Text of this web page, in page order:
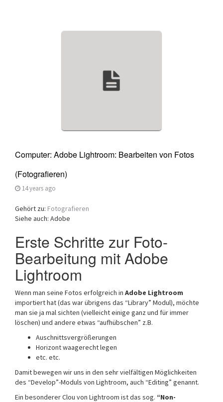
Computer: Adobe Lightroom: Bearbeiten von Fotos
(Fotografieren)
14 years ago
Gehört zu: Fotografieren
Siehe auch: Adobe
Erste Schritte zur Foto-
Bearbeitung mit Adobe
Lightroom
Wenn man seine Fotos erfolgreich in Adobe Lightroom
importiert hat (das war übrigens das “Library” Modul), möchte
man sie ja mal sichten (vielleicht einige ganz und für immer
löschen) und andere etwas “aufhübschen” z.B.
Auschnittsvergrößerungen
Horizont waagerecht legen
etc. etc.
Damit bewegen wir uns in den sehr vielfältigen Möglichkeiten
des “Develop”-Moduls von Lightroom, auch “Editing” genannt.
Ein besonderer Clou von Lightroom ist das sog. “Non-